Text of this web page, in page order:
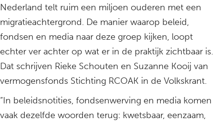
Nederland telt ruim een miljoen ouderen met een
migratieachtergrond. De manier waarop beleid,
fondsen en media naar deze groep kijken, loopt
echter ver achter op wat er in de praktijk zichtbaar is.
Dat schrijven Rieke Schouten en Suzanne Kooij van
vermogensfonds Stichting RCOAK in de Volkskrant.
“In beleidsnotities, fondsenwerving en media komen
vaak dezelfde woorden terug: kwetsbaar, eenzaam,